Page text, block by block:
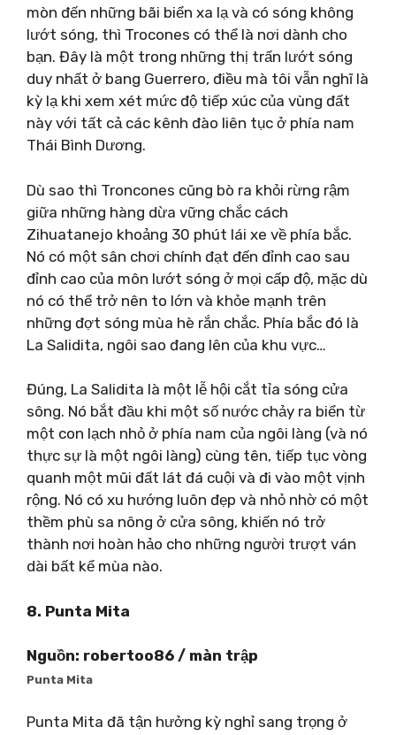
mòn đến những bãi biển xa lạ và có sóng không
lướt sóng, thì Trocones có thể là nơi dành cho
bạn. Đây là một trong những thị trấn lướt sóng
duy nhất ở bang Guerrero, điều mà tôi vẫn nghĩ là
kỳ lạ khi xem xét mức độ tiếp xúc của vùng đất
này với tất cả các kênh đào liên tục ở phía nam
Thái Bình Dương.
Dù sao thì Troncones cũng bò ra khỏi rừng rậm
giữa những hàng dừa vững chắc cách
Zihuatanejo khoảng 30 phút lái xe về phía bắc.
Nó có một sân chơi chính đạt đến đỉnh cao sau
đỉnh cao của môn lướt sóng ở mọi cấp độ, mặc dù
nó có thể trở nên to lớn và khỏe mạnh trên
những đợt sóng mùa hè rắn chắc. Phía bắc đó là
La Salidita, ngôi sao đang lên của khu vực…
Đúng, La Salidita là một lễ hội cắt tỉa sóng cửa
sông. Nó bắt đầu khi một số nước chảy ra biển từ
một con lạch nhỏ ở phía nam của ngôi làng (và nó
thực sự là một ngôi làng) cùng tên, tiếp tục vòng
quanh một mũi đất lát đá cuội và đi vào một vịnh
rộng. Nó có xu hướng luôn đẹp và nhỏ nhờ có một
thềm phù sa nông ở cửa sông, khiến nó trở
thành nơi hoàn hảo cho những người trượt ván
dài bất kể mùa nào.
8. Punta Mita
Nguồn: robertoo86 / màn trập
Punta Mita
Punta Mita đã tận hưởng kỳ nghỉ sang trọng ở